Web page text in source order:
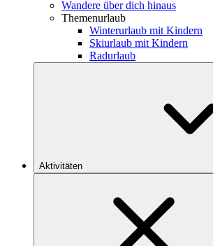
Wandere über dich hinaus
Themenurlaub
Winterurlaub mit Kindern
Skiurlaub mit Kindern
Radurlaub
Aktivitäten